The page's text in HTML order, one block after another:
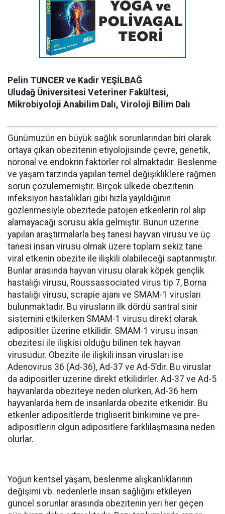
Pelin TUNCER ve Kadir YEŞİLBAĞ
Uludağ Üniversitesi Veteriner Fakültesi,
Mikrobiyoloji Anabilim Dalı, Viroloji Bilim Dalı
Günümüzün en büyük sağlık sorunlarından biri olarak
ortaya çıkan obezitenin etiyolojisinde çevre, genetik,
nöronal ve endokrin faktörler rol almaktadır. Beslenme
ve yaşam tarzında yapılan temel değişikliklere rağmen
sorun çözülememiştir. Birçok ülkede obezitenin
infeksiyon hastalıkları gibi hızla yayıldığının
gözlenmesiyle obezitede patojen etkenlerin rol alıp
alamayacağı sorusu akla gelmiştir. Bunun üzerine
yapılan araştırmalarla beş tanesi hayvan virusu ve üç
tanesi insan virusu olmak üzere toplam sekiz tane
viral etkenin obezite ile ilişkili olabileceği saptanmıştır.
Bunlar arasında hayvan virusu olarak köpek gençlik
hastalığı virusu, Roussassociated virus tip 7, Borna
hastalığı virusu, scrapie ajanı ve SMAM-1 virusları
bulunmaktadır. Bu virusların ilk dördü santral sinir
sistemini etkilerken SMAM-1 virusu direkt olarak
adipositler üzerine etkilidir. SMAM-1 virusu insan
obezitesi ile ilişkisi olduğu bilinen tek hayvan
virusudur. Obezite ile ilişkili insan virusları ise
Adenovirus 36 (Ad-36), Ad-37 ve Ad-5’dir. Bu viruslar
da adipositler üzerine direkt etkilidirler. Ad-37 ve Ad-5
hayvanlarda obeziteye neden olurken, Ad-36 hem
hayvanlarda hem de insanlarda obezite etkenidir. Bu
etkenler adipositlerde trigliserit birikimine ve pre-
adipositlerin olgun adipositlere farklılaşmasına neden
olurlar.
Yoğun kentsel yaşam, beslenme alışkanlıklarının
değişimi vb. nedenlerle insan sağlığını etkileyen
güncel sorunlar arasında obezitenin yeri her geçen